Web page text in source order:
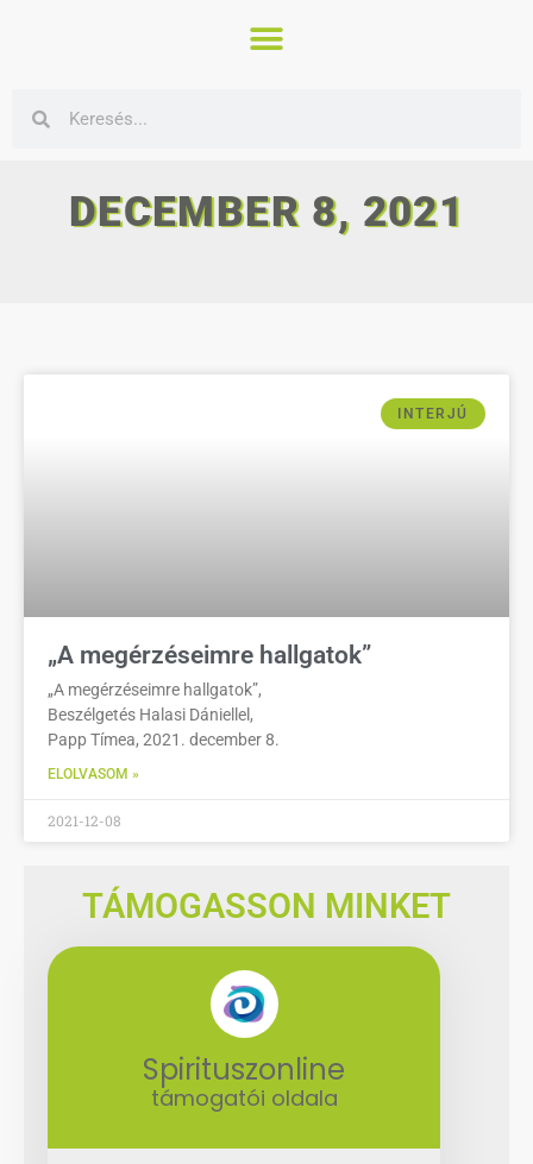
DECEMBER 8, 2021
INTERJÚ
„A megérzéseimre hallgatok”
„A megérzéseimre hallgatok”,
Beszélgetés Halasi Dániellel,
Papp Tímea, 2021. december 8.
ELOLVASOM »
2021-12-08
TÁMOGASSON MINKET
Spirituszonline
támogatói oldala